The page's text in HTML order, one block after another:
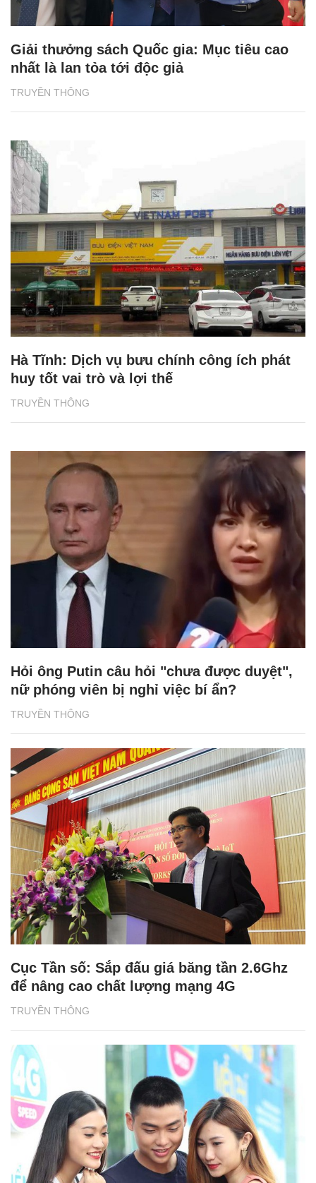
TRUYỀN THÔNG
Giải thưởng sách Quốc gia: Mục tiêu cao
nhất là lan tỏa tới độc giả
TRUYỀN THÔNG
Hà Tĩnh: Dịch vụ bưu chính công ích phát
huy tốt vai trò và lợi thế
TRUYỀN THÔNG
Hỏi ông Putin câu hỏi "chưa được duyệt",
nữ phóng viên bị nghỉ việc bí ẩn?
TRUYỀN THÔNG
Cục Tần số: Sắp đấu giá băng tần 2.6Ghz
để nâng cao chất lượng mạng 4G